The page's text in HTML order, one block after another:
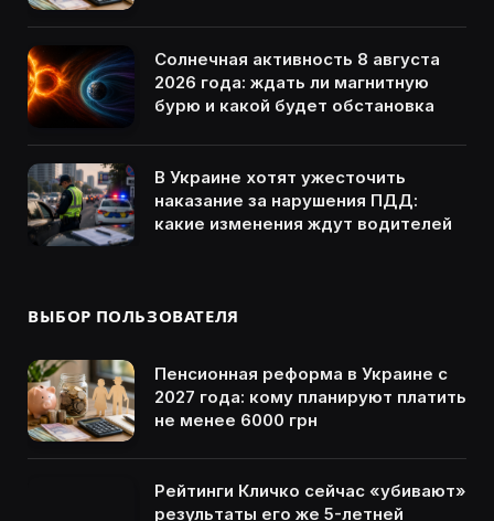
Солнечная активность 8 августа
2026 года: ждать ли магнитную
бурю и какой будет обстановка
В Украине хотят ужесточить
наказание за нарушения ПДД:
какие изменения ждут водителей
ВЫБОР ПОЛЬЗОВАТЕЛЯ
Пенсионная реформа в Украине с
2027 года: кому планируют платить
не менее 6000 грн
Рейтинги Кличко сейчас «убивают»
результаты его же 5-летней